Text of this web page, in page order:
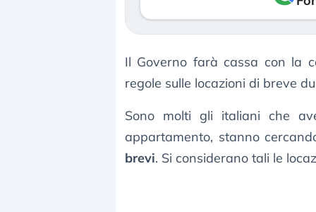
Il Governo farà cassa con la
regole sulle locazioni di breve
Sono molti gli italiani che
appartamento, stanno
brevi. Si considerano tali le